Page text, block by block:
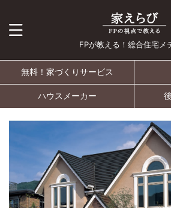
FPが教える！総合住宅メ
無料！家づくりサービス
ハウスメーカー